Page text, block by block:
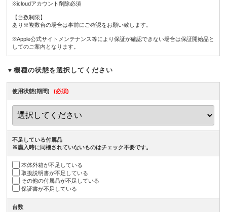
※icloudアカウント削除必須
【台数制限】
あり※複数台の場合は事前にご確認をお願い致します。
※Apple公式サイトメンテナンス等により保証が確認できない場合は保証開始品と
してのご案内となります。
▼機種の状態を選択してください
使用状態(期間) (必須)
不足している付属品
※購入時に同梱されていないものはチェック不要です。
本体外箱が不足している
取扱説明書が不足している
その他の付属品が不足している
保証書が不足している
台数